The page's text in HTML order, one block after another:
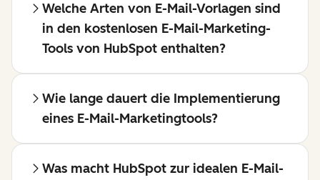
Welche Arten von E-Mail-Vorlagen sind
in den kostenlosen E-Mail-Marketing-
Tools von HubSpot enthalten?
Wie lange dauert die Implementierung
eines E-Mail-Marketingtools?
Was macht HubSpot zur idealen E-Mail-